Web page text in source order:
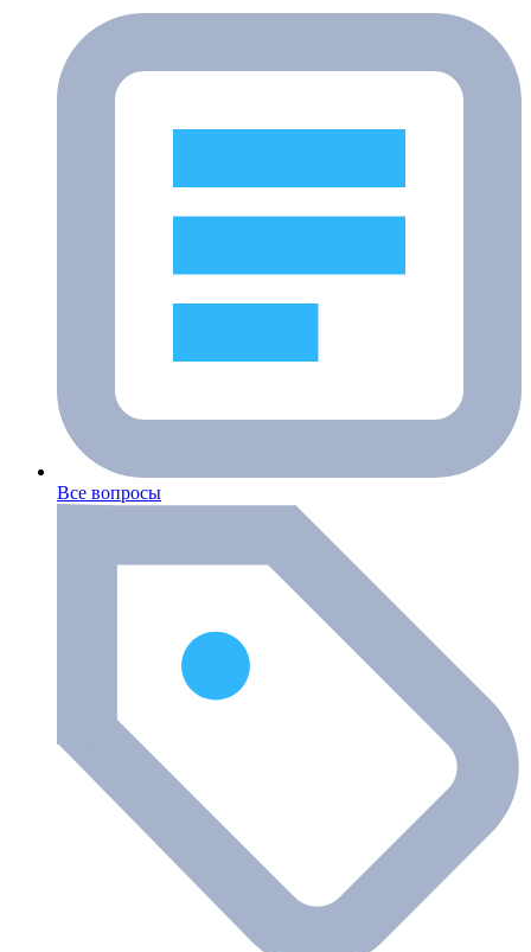
Все вопросы